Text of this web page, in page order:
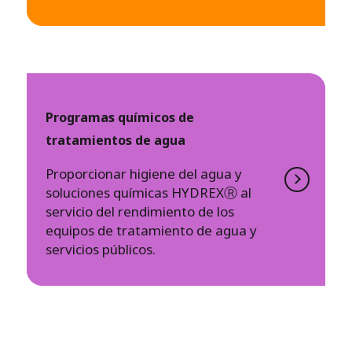
Programas químicos de
tratamientos de agua
Proporcionar higiene del agua y
soluciones químicas HYDREXⓇ al
servicio del rendimiento de los
equipos de tratamiento de agua y
servicios públicos.